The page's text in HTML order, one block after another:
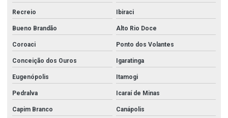
Recreio Ibiraci
Bueno Brandão Alto Rio Doce
Coroaci Ponto dos Volantes
Conceição dos Ouros Igaratinga
Eugenópolis Itamogi
Pedralva Icaraí de Minas
Capim Branco Canápolis